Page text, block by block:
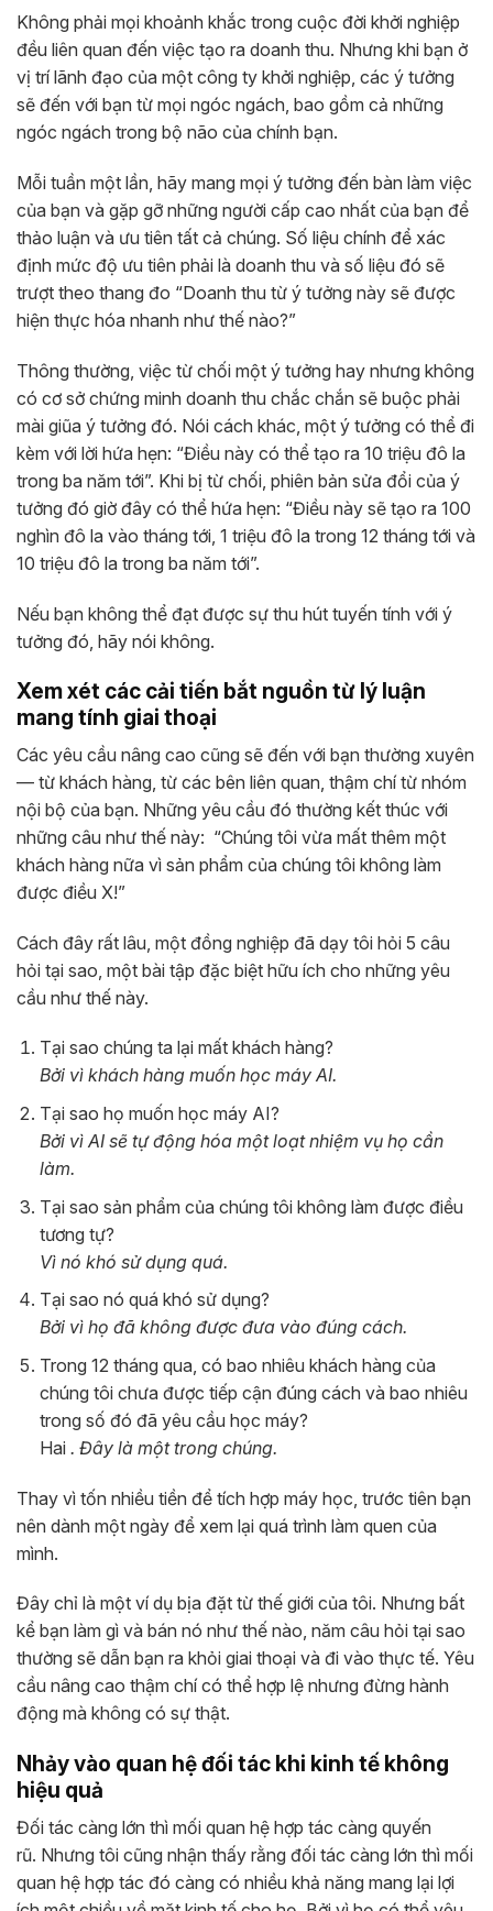
Không phải mọi khoảnh khắc trong cuộc đời khởi nghiệp
đều liên quan đến việc tạo ra doanh thu. Nhưng khi bạn ở
vị trí lãnh đạo của một công ty khởi nghiệp, các ý tưởng
sẽ đến với bạn từ mọi ngóc ngách, bao gồm cả những
ngóc ngách trong bộ não của chính bạn.
Mỗi tuần một lần, hãy mang mọi ý tưởng đến bàn làm việc
của bạn và gặp gỡ những người cấp cao nhất của bạn để
thảo luận và ưu tiên tất cả chúng. Số liệu chính để xác
định mức độ ưu tiên phải là doanh thu và số liệu đó sẽ
trượt theo thang đo “Doanh thu từ ý tưởng này sẽ được
hiện thực hóa nhanh như thế nào?”
Thông thường, việc từ chối một ý tưởng hay nhưng không
có cơ sở chứng minh doanh thu chắc chắn sẽ buộc phải
mài giũa ý tưởng đó. Nói cách khác, một ý tưởng có thể đi
kèm với lời hứa hẹn: “Điều này có thể tạo ra 10 triệu đô la
trong ba năm tới”. Khi bị từ chối, phiên bản sửa đổi của ý
tưởng đó giờ đây có thể hứa hẹn: “Điều này sẽ tạo ra 100
nghìn đô la vào tháng tới, 1 triệu đô la trong 12 tháng tới và
10 triệu đô la trong ba năm tới”.
Nếu bạn không thể đạt được sự thu hút tuyến tính với ý
tưởng đó, hãy nói không.
Xem xét các cải tiến bắt nguồn từ lý luận
mang tính giai thoại
Các yêu cầu nâng cao cũng sẽ đến với bạn thường xuyên
— từ khách hàng, từ các bên liên quan, thậm chí từ nhóm
nội bộ của bạn. Những yêu cầu đó thường kết thúc với
những câu như thế này: “Chúng tôi vừa mất thêm một
khách hàng nữa vì sản phẩm của chúng tôi không làm
được điều X!”
Cách đây rất lâu, một đồng nghiệp đã dạy tôi hỏi 5 câu
hỏi tại sao, một bài tập đặc biệt hữu ích cho những yêu
cầu như thế này.
Tại sao chúng ta lại mất khách hàng?
Bởi vì khách hàng muốn học máy AI.
Tại sao họ muốn học máy AI?
Bởi vì AI sẽ tự động hóa một loạt nhiệm vụ họ cần
làm.
Tại sao sản phẩm của chúng tôi không làm được điều
tương tự?
Vì nó khó sử dụng quá.
Tại sao nó quá khó sử dụng?
Bởi vì họ đã không được đưa vào đúng cách.
Trong 12 tháng qua, có bao nhiêu khách hàng của
chúng tôi chưa được tiếp cận đúng cách và bao nhiêu
trong số đó đã yêu cầu học máy?
​​​Hai . Đây là một trong chúng.
Thay vì tốn nhiều tiền để tích hợp máy học, trước tiên bạn
nên dành một ngày để xem lại quá trình làm quen của
mình.
Đây chỉ là một ví dụ bịa đặt từ thế giới của tôi. Nhưng bất
kể bạn làm gì và bán nó như thế nào, năm câu hỏi tại sao
thường sẽ dẫn bạn ra khỏi giai thoại và đi vào thực tế. Yêu
cầu nâng cao thậm chí có thể hợp lệ nhưng đừng hành
động mà không có sự thật.
Nhảy vào quan hệ đối tác khi kinh tế không
hiệu quả
Đối tác càng lớn thì mối quan hệ hợp tác càng quyến
rũ. Nhưng tôi cũng nhận thấy rằng đối tác càng lớn thì mối
quan hệ hợp tác đó càng có nhiều khả năng mang lại lợi